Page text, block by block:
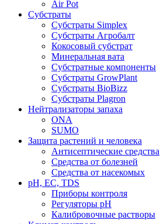
Air Pot
Субстраты
Субстраты Simplex
Субстраты Агробалт
Кокосовый субстрат
Минеральная вата
Субстратные компоненты
Субстраты GrowPlant
Субстраты BioBizz
Субстраты Plagron
Нейтрализаторы запаха
ONA
SUMO
Защита растений и человека
Антисептические средства
Средства от болезней
Средства от насекомых
pH, EC, TDS
Приборы контроля
Регуляторы pH
Калибровочные растворы